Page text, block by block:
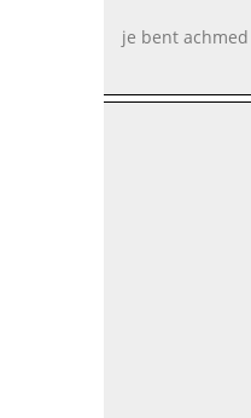
je bent achmed